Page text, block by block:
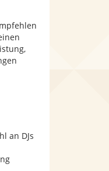
an DJs